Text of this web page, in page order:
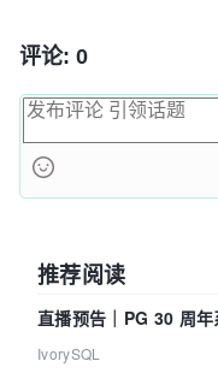
评论: 0
推荐阅读
直播预告｜PG 30 周
核——我们改得动吗？
IvorySQL